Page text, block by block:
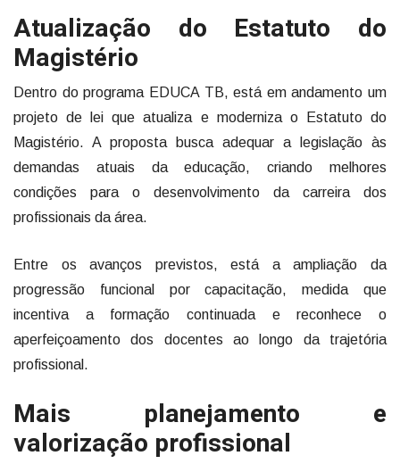
Atualização do Estatuto do
Magistério
Dentro do programa EDUCA TB, está em andamento um
projeto de lei que atualiza e moderniza o Estatuto do
Magistério. A proposta busca adequar a legislação às
demandas atuais da educação, criando melhores
condições para o desenvolvimento da carreira dos
profissionais da área.
Entre os avanços previstos, está a ampliação da
progressão funcional por capacitação, medida que
incentiva a formação continuada e reconhece o
aperfeiçoamento dos docentes ao longo da trajetória
profissional.
Mais planejamento e
valorização profissional